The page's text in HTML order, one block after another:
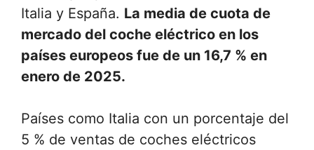
Italia y España. La media de cuota de
mercado del coche eléctrico en los
países europeos fue de un 16,7 % en
enero de 2025.
Países como Italia con un porcentaje del
5 % de ventas de coches eléctricos